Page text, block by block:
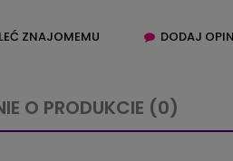
ZNAJOMEMU DODAJ
O PRODUKCIE (0)